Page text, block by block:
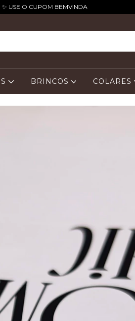
✨ USE O CUPOM BEMVINDA
BRINCOS COLARES